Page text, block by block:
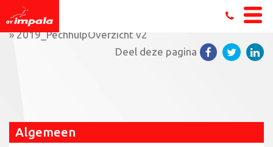
Home»Triathlon jeugdleden maken zich klaar voor EK
»2019_PechhulpOverzicht v2
Deel deze pagina
Algemeen